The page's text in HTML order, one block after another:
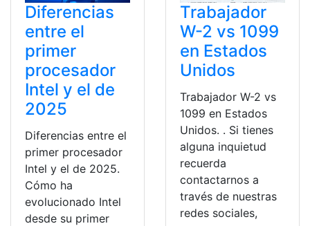
Diferencias
entre el
primer
procesador
Intel y el de
2025
Diferencias entre el
primer procesador
Intel y el de 2025.
Cómo ha
evolucionado Intel
desde su primer
Trabajador
W-2 vs 1099
en Estados
Unidos
Trabajador W-2 vs
1099 en Estados
Unidos. . Si tienes
alguna inquietud
recuerda
contactarnos a
través de nuestras
redes sociales,